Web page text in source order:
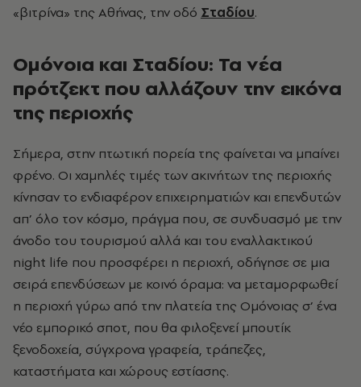
«βιτρίνα» της Αθήνας, την οδό Σταδίου.
Ομόνοια και Σταδίου: Τα νέα
πρότζεκτ που αλλάζουν την εικόνα
της περιοχής
Σήμερα, στην πτωτική πορεία της φαίνεται να μπαίνει
φρένο. Oι χαμηλές τιμές των ακινήτων της περιοχής
κίνησαν το ενδιαφέρον επιχειρηματιών και επενδυτών
απ’ όλο τον κόσμο, πράγμα που, σε συνδυασμό με την
άνοδο του τουρισμού αλλά και του εναλλακτικού
night life που προσφέρει η περιοχή, οδήγησε σε μια
σειρά επενδύσεων με κοινό όραμα: να μεταμορφωθεί
η περιοχή γύρω από την πλατεία της Ομόνοιας σ’ ένα
νέο εμπορικό σποτ, που θα φιλοξενεί μπουτίκ
ξενοδοχεία, σύγχρονα γραφεία, τράπεζες,
καταστήματα και χώρους εστίασης.